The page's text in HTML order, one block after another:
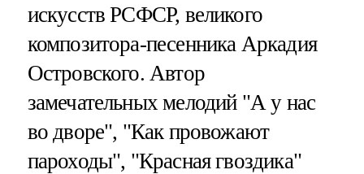
искусств РСФСР, великого
композитора-песенника Аркадия
Островского. Автор
замечательных мелодий "А у нас
во дворе", "Как провожают
пароходы", "Красная гвоздика"